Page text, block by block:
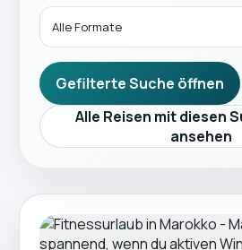
Alle Formate
Gefilterte Suche öffnen
Alle Reisen mit diesen
ansehen